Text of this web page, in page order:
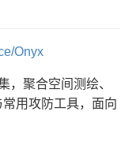
Onyx
，聚合空间测绘、
用攻防工具，面向